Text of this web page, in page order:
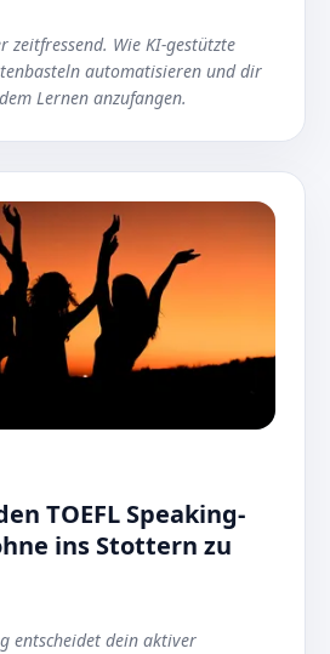
zeitfressend. Wie KI-gestützte
automatisieren und dir
Lernen anzufangen.
TOEFL Speaking-
ins Stottern zu
entscheidet dein aktiver